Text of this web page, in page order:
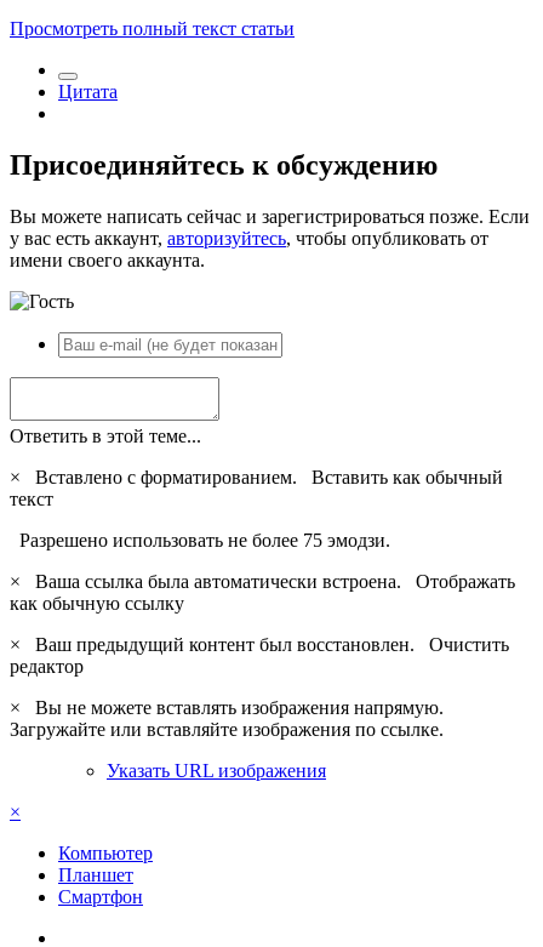
Просмотреть полный текст статьи
Цитата
Присоединяйтесь к обсуждению
Вы можете написать сейчас и зарегистрироваться позже. Если
у вас есть аккаунт, авторизуйтесь, чтобы опубликовать от
имени своего аккаунта.
Ответить в этой теме...
×
Вставлено с форматированием. Вставить как обычный
текст
Разрешено использовать не более 75 эмодзи.
×
Ваша ссылка была автоматически встроена. Отображать
как обычную ссылку
×
Ваш предыдущий контент был восстановлен. Очистить
редактор
×
Вы не можете вставлять изображения напрямую.
Загружайте или вставляйте изображения по ссылке.
Указать URL изображения
×
Компьютер
Планшет
Смартфон